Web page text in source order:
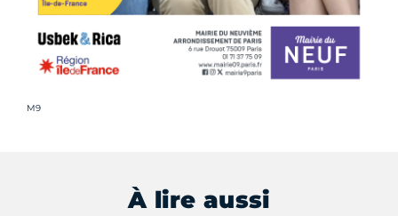
Crédit photo :
M9
À lire aussi